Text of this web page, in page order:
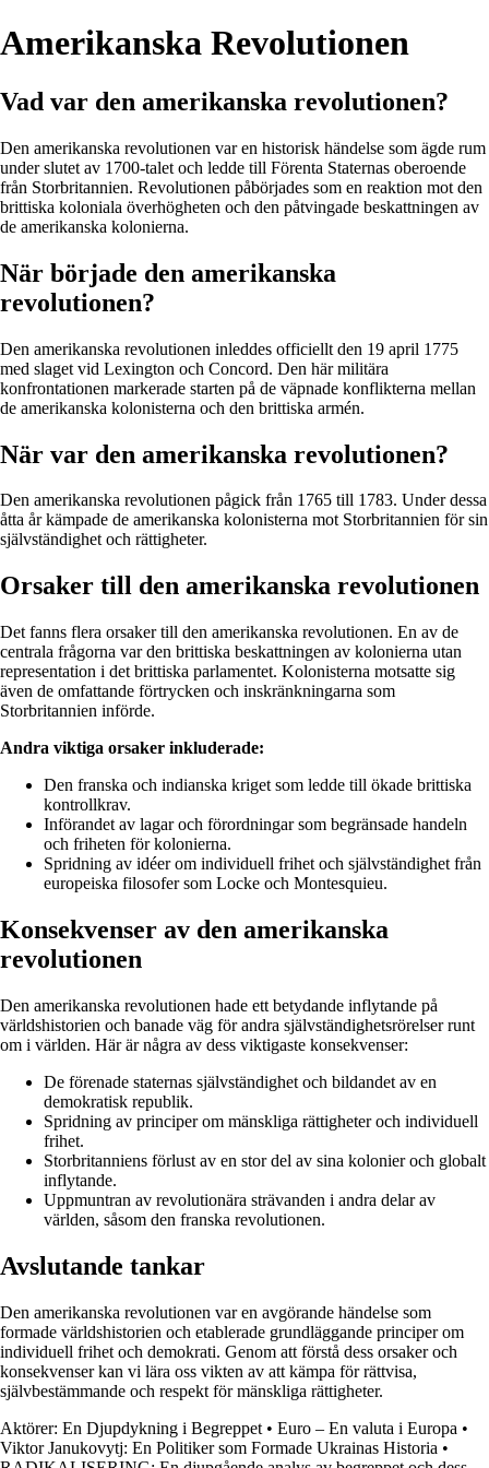
Amerikanska Revolutionen
Vad var den amerikanska revolutionen?
Den amerikanska revolutionen var en historisk händelse som ägde rum
under slutet av 1700-talet och ledde till Förenta Staternas oberoende
från Storbritannien. Revolutionen påbörjades som en reaktion mot den
brittiska koloniala överhögheten och den påtvingade beskattningen av
de amerikanska kolonierna.
När började den amerikanska
revolutionen?
Den amerikanska revolutionen inleddes officiellt den 19 april 1775
med slaget vid Lexington och Concord. Den här militära
konfrontationen markerade starten på de väpnade konflikterna mellan
de amerikanska kolonisterna och den brittiska armén.
När var den amerikanska revolutionen?
Den amerikanska revolutionen pågick från 1765 till 1783. Under dessa
åtta år kämpade de amerikanska kolonisterna mot Storbritannien för sin
självständighet och rättigheter.
Orsaker till den amerikanska revolutionen
Det fanns flera orsaker till den amerikanska revolutionen. En av de
centrala frågorna var den brittiska beskattningen av kolonierna utan
representation i det brittiska parlamentet. Kolonisterna motsatte sig
även de omfattande förtrycken och inskränkningarna som
Storbritannien införde.
Andra viktiga orsaker inkluderade:
Den franska och indianska kriget som ledde till ökade brittiska
kontrollkrav.
Införandet av lagar och förordningar som begränsade handeln
och friheten för kolonierna.
Spridning av idéer om individuell frihet och självständighet från
europeiska filosofer som Locke och Montesquieu.
Konsekvenser av den amerikanska
revolutionen
Den amerikanska revolutionen hade ett betydande inflytande på
världshistorien och banade väg för andra självständighetsrörelser runt
om i världen. Här är några av dess viktigaste konsekvenser:
De förenade staternas självständighet och bildandet av en
demokratisk republik.
Spridning av principer om mänskliga rättigheter och individuell
frihet.
Storbritanniens förlust av en stor del av sina kolonier och globalt
inflytande.
Uppmuntran av revolutionära strävanden i andra delar av
världen, såsom den franska revolutionen.
Avslutande tankar
Den amerikanska revolutionen var en avgörande händelse som
formade världshistorien och etablerade grundläggande principer om
individuell frihet och demokrati. Genom att förstå dess orsaker och
konsekvenser kan vi lära oss vikten av att kämpa för rättvisa,
självbestämmande och respekt för mänskliga rättigheter.
Aktörer: En Djupdykning i Begreppet • Euro – En valuta i Europa •
Viktor Janukovytj: En Politiker som Formade Ukrainas Historia •